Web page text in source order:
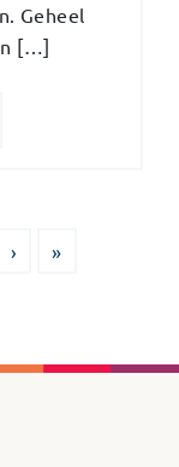
Geheel
[…]
› »